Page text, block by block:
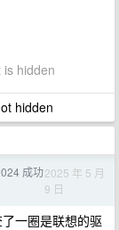
is hidden
hidden
成功2025 年 5 月
9 日
一圈是联想的驱